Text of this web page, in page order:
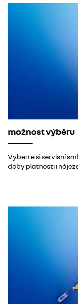
možnost výběru
Vyberte si servisní
doby platnosti i